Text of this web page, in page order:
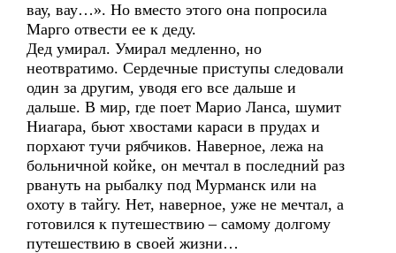
вау, вау…». Но вместо этого она попросила
Марго отвести ее к деду.
Дед умирал. Умирал медленно, но
неотвратимо. Сердечные приступы следовали
один за другим, уводя его все дальше и
дальше. В мир, где поет Марио Ланса, шумит
Ниагара, бьют хвостами караси в прудах и
порхают тучи рябчиков. Наверное, лежа на
больничной койке, он мечтал в последний раз
рвануть на рыбалку под Мурманск или на
охоту в тайгу. Нет, наверное, уже не мечтал, а
готовился к путешествию – самому долгому
путешествию в своей жизни…